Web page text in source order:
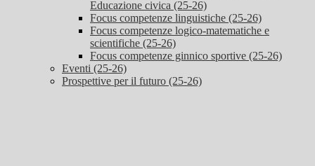
Educazione civica (25-26)
Focus competenze linguistiche (25-26)
Focus competenze logico-matematiche e
scientifiche (25-26)
Focus competenze ginnico sportive (25-26)
Eventi (25-26)
Prospettive per il futuro (25-26)